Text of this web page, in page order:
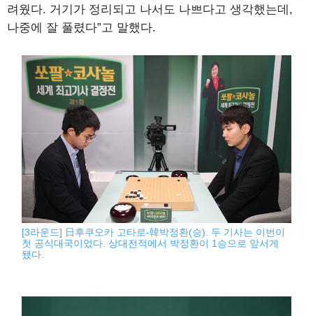
려웠다. 거기가 정리되고 나서도 나쁘다고 생각했는데,
나중에 잘 풀렸다”고 말했다.
[3라운드] 日후쿠오카 고타로-韓박정환(승). 두 기사는 이번이
첫 공식대국이었다. 상대전적에서 박정환이 1승으로 앞서게
됐다.